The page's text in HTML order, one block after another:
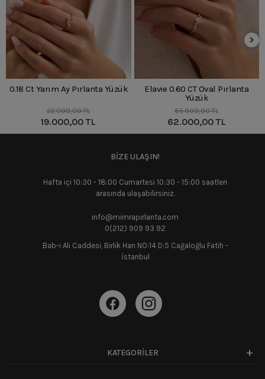
0.18 Ct Yarım Ay Pırlanta Yüzük
22.000,00 TL
19.000,00 TL
Elavie 0.60 CT Oval Pırlanta
Yüzük
65.000,00 TL
62.000,00 TL
BİZE ULAŞIN!
Hafta içi 10:30 - 18:00 Cumartesi 10:30 - 15:00 saatleri
arasında ulaşabilirsiniz.
info@mimrapirlanta.com
0(212) 909 93 92
Bab-ı Ali Caddesi, Birlik Han NO:14 D:5 Cağaloğlu Fatih -
İstanbul
KATEGORİLER